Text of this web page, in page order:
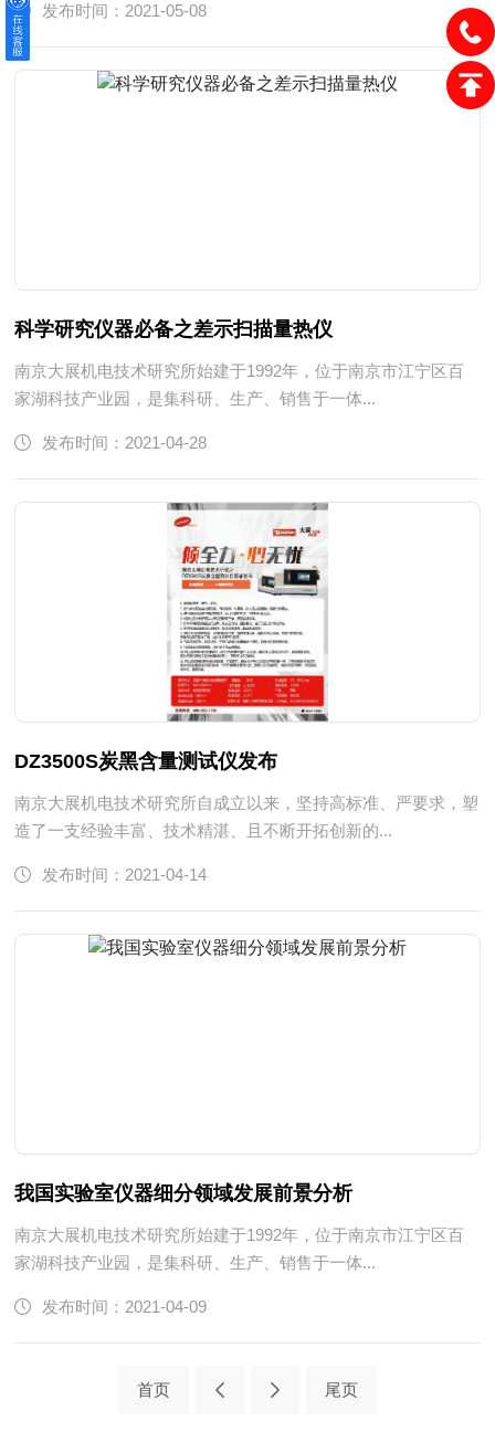
发布时间：2021-05-08
科学研究仪器必备之差示扫描量热仪
南京大展机电技术研究所始建于1992年，位于南京市江宁区百
家湖科技产业园，是集科研、生产、销售于一体...
发布时间：2021-04-28
DZ3500S炭黑含量测试仪发布
南京大展机电技术研究所自成立以来，坚持高标准、严要求，塑
造了一支经验丰富、技术精湛、且不断开拓创新的...
发布时间：2021-04-14
我国实验室仪器细分领域发展前景分析
南京大展机电技术研究所始建于1992年，位于南京市江宁区百
家湖科技产业园，是集科研、生产、销售于一体...
发布时间：2021-04-09
首页 尾页